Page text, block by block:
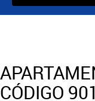
CÓDIGO